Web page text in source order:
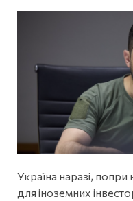
Україна наразі,
для іноземних